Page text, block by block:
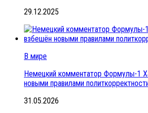
29.12.2025
В мире
Немецкий комментатор Формулы-1
новыми правилами
31.05.2026